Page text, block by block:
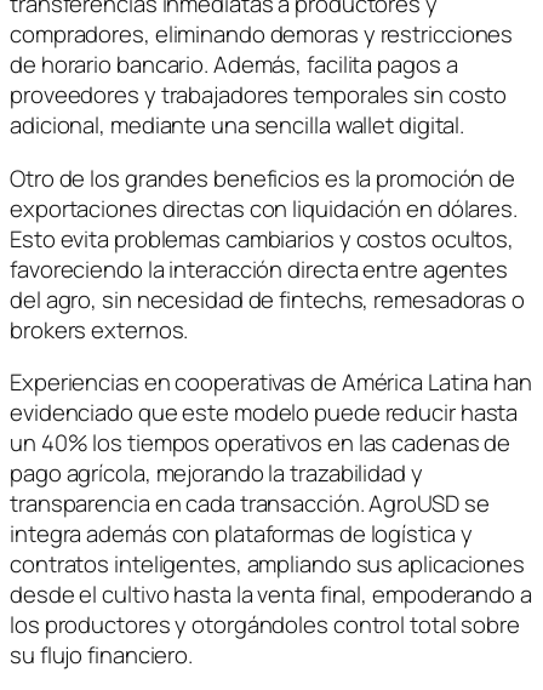
compradores, eliminando demoras y restricciones
de horario bancario. Además, facilita pagos a
proveedores y trabajadores temporales sin costo
adicional, mediante una sencilla wallet digital.
Otro de los grandes beneficios es la promoción de
exportaciones directas con liquidación en dólares.
Esto evita problemas cambiarios y costos ocultos,
favoreciendo la interacción directa entre agentes
del agro, sin necesidad de fintechs, remesadoras o
brokers externos.
Experiencias en cooperativas de América Latina han
evidenciado que este modelo puede reducir hasta
un 40% los tiempos operativos en las cadenas de
pago agrícola, mejorando la trazabilidad y
transparencia en cada transacción. AgroUSD se
integra además con plataformas de logística y
contratos inteligentes, ampliando sus aplicaciones
desde el cultivo hasta la venta final, empoderando a
los productores y otorgándoles control total sobre
su flujo financiero.